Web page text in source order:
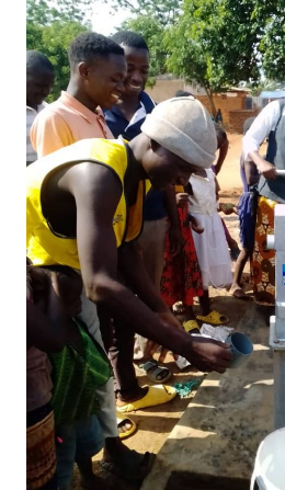
Actualidad
Sala de Prensa
Galería de Fotos
Galería de Vídeos
Contactar